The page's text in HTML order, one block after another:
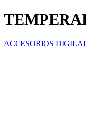
ACCESORIOS